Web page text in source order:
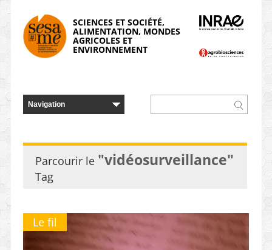
SCIENCES ET SOCIÉTÉ,
ALIMENTATION, MONDES
AGRICOLES ET
ENVIRONNEMENT
Parcourir le "vidéosurveillance"
Tag
Le fil